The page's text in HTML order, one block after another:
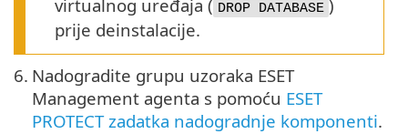
virtualnog uređaja ( DROP DATABASE )
prije deinstalacije.
6. Nadogradite grupu uzoraka ESET
Management agenta s pomoću ESET
PROTECT zadatka nadogradnje komponenti.